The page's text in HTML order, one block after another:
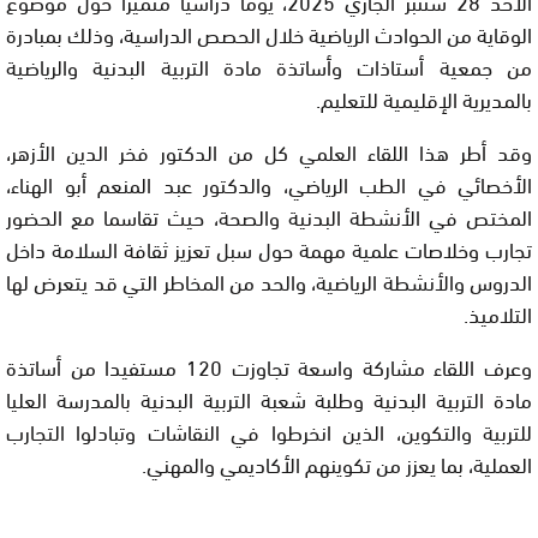
الوقاية من الحوادث الرياضية خلال الحصص الدراسية، وذلك بمبادرة
من جمعية أستاذات وأساتذة مادة التربية البدنية والرياضية
بالمديرية الإقليمية للتعليم.
وقد أطر هذا اللقاء العلمي كل من الدكتور فخر الدين الأزهر،
الأخصائي في الطب الرياضي، والدكتور عبد المنعم أبو الهناء،
المختص في الأنشطة البدنية والصحة، حيث تقاسما مع الحضور
تجارب وخلاصات علمية مهمة حول سبل تعزيز ثقافة السلامة داخل
الدروس والأنشطة الرياضية، والحد من المخاطر التي قد يتعرض لها
التلاميذ.
وعرف اللقاء مشاركة واسعة تجاوزت 120 مستفيدا من أساتذة
مادة التربية البدنية وطلبة شعبة التربية البدنية بالمدرسة العليا
للتربية والتكوين، الذين انخرطوا في النقاشات وتبادلوا التجارب
العملية، بما يعزز من تكوينهم الأكاديمي والمهني.